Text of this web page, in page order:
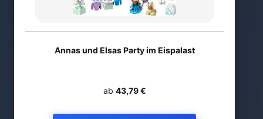
Annas und Elsas Party im Eispalast
ab 43,79 €